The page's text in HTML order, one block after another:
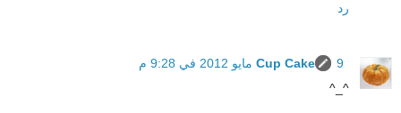
رد
Cup Cake
9 مايو 2012 في 9:28 م
^_^